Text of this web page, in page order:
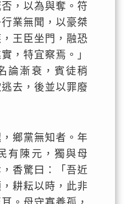
，以為與奪。符
業無聞，以豪桀
王臣坐門，融恐
，特宜察焉。」
論漸衰，賓徒稍
去，後並以罪廢
鄉黨無知者。年
有陳元，獨與母
香驚曰：「吾近
耕耘以時，此非